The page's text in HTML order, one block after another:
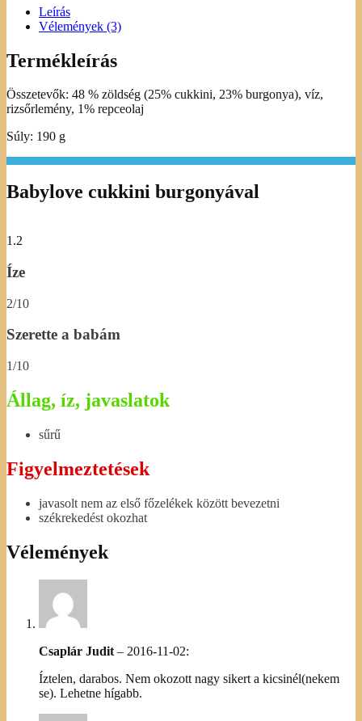
Leírás
Vélemények (3)
Termékleírás
Összetevők: 48 % zöldség (25% cukkini, 23% burgonya), víz,
rizsőrlemény, 1% repceolaj
Súly: 190 g
Babylove cukkini burgonyával
1.2
Íze
2/10
Szerette a babám
1/10
Állag, íz, javaslatok
sűrű
Figyelmeztetések
javasolt nem az első főzelékek között bevezetni
székrekedést okozhat
Vélemények
Csaplár Judit – 2016-11-02:
Íztelen, darabos. Nem okozott nagy sikert a kicsinél(nekem
se). Lehetne hígabb.